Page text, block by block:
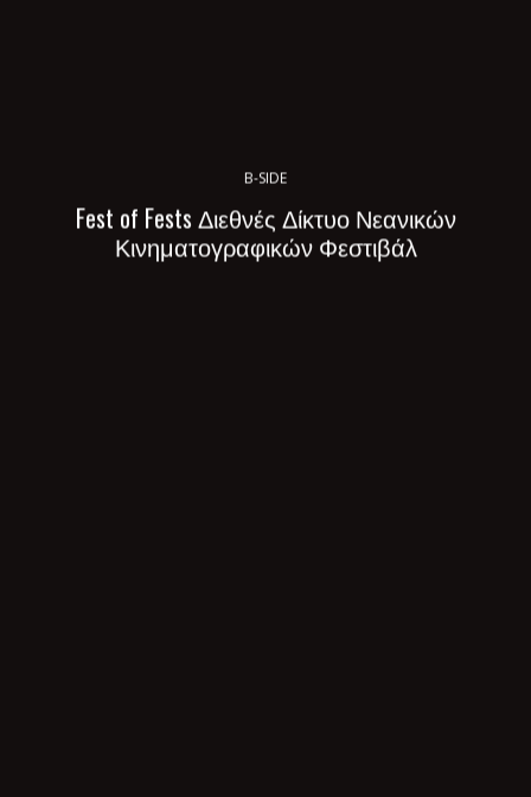
B-SIDE
Fest of Fests Διεθνές Δίκτυο Νεανικών
Κινηματογραφικών Φεστιβάλ